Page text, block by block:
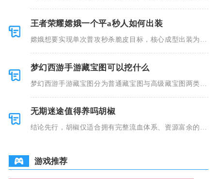
王者荣耀嫦娥一个平a秒人如何出装
嫦娥想要实现单次普攻秒杀脆皮目标，核心成型出装为秘
梦幻西游手游藏宝图可以挖什么
梦幻西游手游藏宝图分为普通藏宝图与高级藏宝图两类，
无期迷途值得养吗胡椒
结论先行，胡椒仅适合拥有完整流血体系、资源富余的玩
游戏推荐